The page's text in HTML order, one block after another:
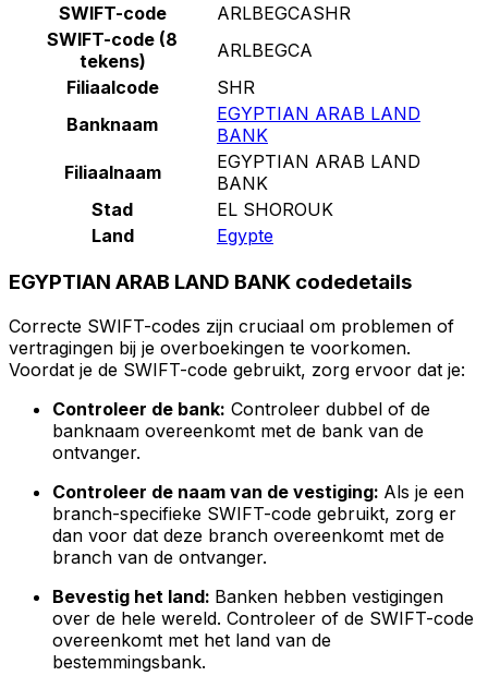
SWIFT-code
ARLBEGCASHR
SWIFT-code (8
tekens)
ARLBEGCA
Filiaalcode
SHR
Banknaam
EGYPTIAN ARAB LAND
BANK
Filiaalnaam
EGYPTIAN ARAB LAND
BANK
Stad
EL SHOROUK
Land
Egypte
EGYPTIAN ARAB LAND BANK codedetails
Correcte SWIFT-codes zijn cruciaal om problemen of
vertragingen bij je overboekingen te voorkomen.
Voordat je de SWIFT-code gebruikt, zorg ervoor dat je:
Controleer de bank: Controleer dubbel of de
banknaam overeenkomt met de bank van de
ontvanger.
Controleer de naam van de vestiging: Als je een
branch-specifieke SWIFT-code gebruikt, zorg er
dan voor dat deze branch overeenkomt met de
branch van de ontvanger.
Bevestig het land: Banken hebben vestigingen
over de hele wereld. Controleer of de SWIFT-code
overeenkomt met het land van de
bestemmingsbank.